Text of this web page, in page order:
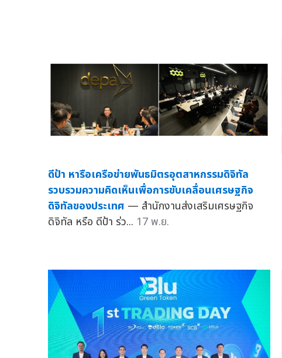
ดีป้า หารือเครือข่ายพันธมิตรอุตสาหกรรมดิจิทัล
รวบรวมความคิดเห็นเพื่อการขับเคลื่อนเศรษฐกิจ
ดิจิทัลของประเทศ — สำนักงานส่งเสริมเศรษฐกิจ
ดิจิทัล หรือ ดีป้า ร่ว... 17 พ.ย.